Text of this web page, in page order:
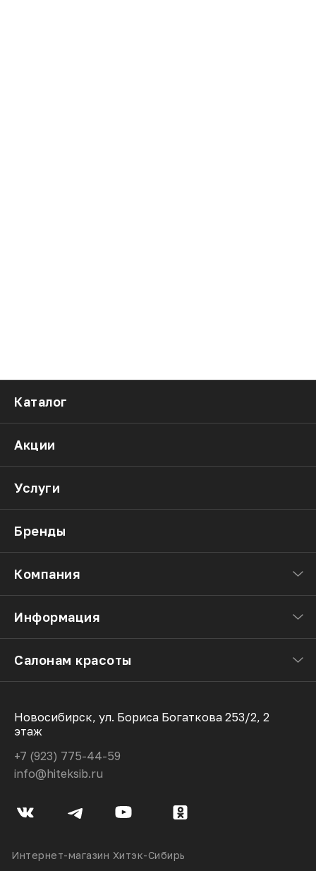
Каталог
Акции
Услуги
Бренды
Компания
Информация
Салонам красоты
Новосибирск, ул. Бориса Богаткова 253/2, 2
этаж
+7 (923) 775-44-59
info@hiteksib.ru
Интернет-магазин Хитэк-Сибирь